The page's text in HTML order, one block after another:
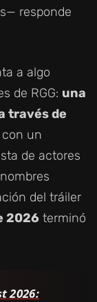
responde
a algo
de RGG: una
través de
con un
de actores
del tráiler
2026 terminó
2026: